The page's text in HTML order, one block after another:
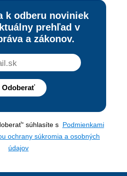
k odberu noviniek
prehľad v
a zákonov.
Odoberať
súhlasíte s Podmienkami
ochrany súkromia a osobných
údajov